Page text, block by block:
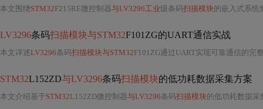
本文围绕STM32F215RE微控制器与LV3296工业级条码扫描模块的嵌入式系统集成展开，重点阐述UART
LV3296条码扫描模块与STM32F101ZG的UART通信实战
本文详述LV3296条码扫描模块与STM32F101ZG通过UART实现可靠通信的完整方案，涵盖硬件连接、115200波特率配置、DMA环形缓冲接收、条码帧解析（含起始符0x02/结束
STM32L152ZD与LV3296条码扫描模块的低功耗数据采集方案
本文介绍基于STM32L152ZD微控制器与LV3296条码扫描模块的低功耗数据采